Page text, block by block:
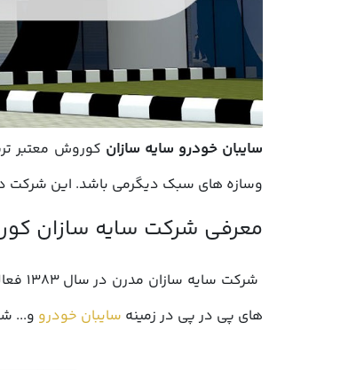
سایبان خودرو سایه سازان کوروش معتبر
وسازه های سبک دیگرمی باشد. این شرکت
های پی در پی در زمینه سایبان خودرو و... شعبه ای دیگر در